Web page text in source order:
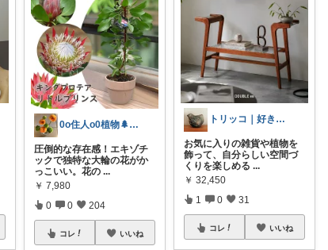
0o住人o0植物🌲と👶を育てる部屋
圧倒的な存在感！エキゾチ
ックで独特な大輪の花がか
っこいい。花の ...
￥ 7,980
0 0 204
コレ いいね
トリッコ｜好きな雑貨・インテリア
お気に入りの雑貨や植物を
飾って、自分らしい空間づ
くりを楽しめる ...
￥ 32,450
1 0 31
コレ いいね